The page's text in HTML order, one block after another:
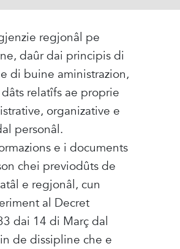
regjonâl pe
daûr dai principis di
di buine aministrazion,
relatîfs ae proprie
organizative e
personâl.
e i documents
chei previodûts de
e regjonâl, cun
al Decret
dai 14 di Març dal
de dissipline che e